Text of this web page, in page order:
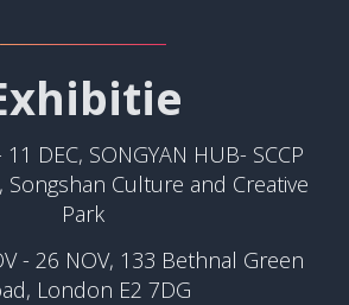
11 DEC, SONGYAN HUB- SCCP
Songshan Culture and Creative
Park
- 26 NOV, 133 Bethnal Green
London E2 7DG